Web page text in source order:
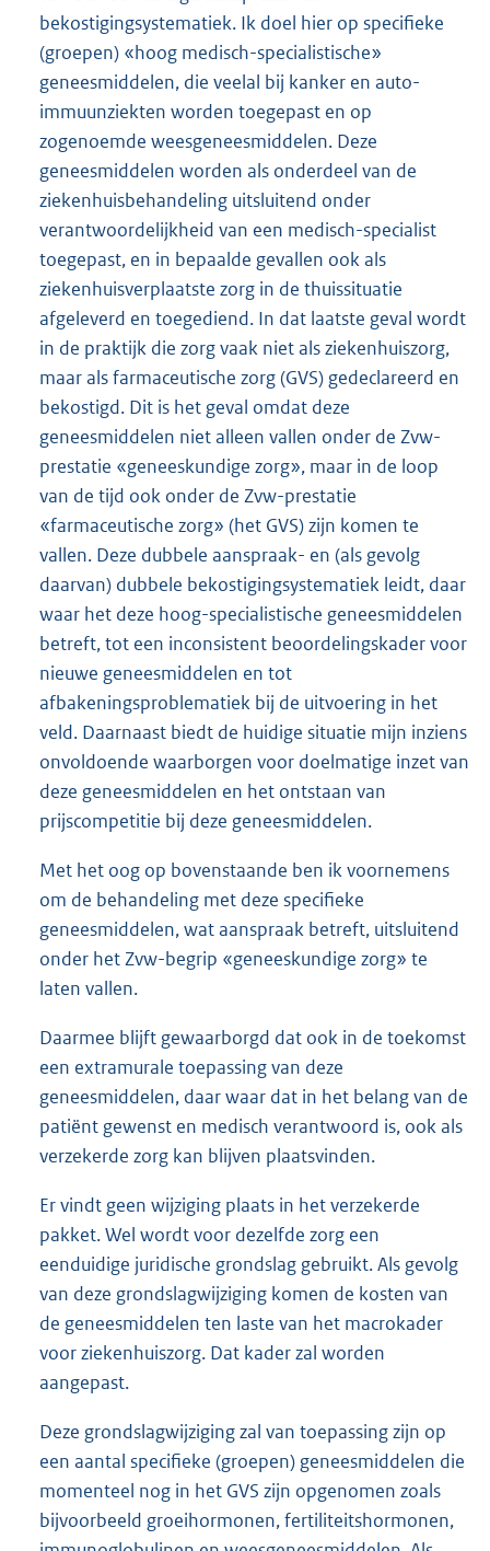
bekostigingsystematiek. Ik doel hier op specifieke
(groepen) «hoog medisch-specialistische»
geneesmiddelen, die veelal bij kanker en auto-
immuunziekten worden toegepast en op
zogenoemde weesgeneesmiddelen. Deze
geneesmiddelen worden als onderdeel van de
ziekenhuisbehandeling uitsluitend onder
verantwoordelijkheid van een medisch-specialist
toegepast, en in bepaalde gevallen ook als
ziekenhuisverplaatste zorg in de thuissituatie
afgeleverd en toegediend. In dat laatste geval wordt
in de praktijk die zorg vaak niet als ziekenhuiszorg,
maar als farmaceutische zorg (GVS) gedeclareerd en
bekostigd. Dit is het geval omdat deze
geneesmiddelen niet alleen vallen onder de Zvw-
prestatie «geneeskundige zorg», maar in de loop
van de tijd ook onder de Zvw-prestatie
«farmaceutische zorg» (het GVS) zijn komen te
vallen. Deze dubbele aanspraak- en (als gevolg
daarvan) dubbele bekostigingsystematiek leidt, daar
waar het deze hoog-specialistische geneesmiddelen
betreft, tot een inconsistent beoordelingskader voor
nieuwe geneesmiddelen en tot
afbakeningsproblematiek bij de uitvoering in het
veld. Daarnaast biedt de huidige situatie mijn inziens
onvoldoende waarborgen voor doelmatige inzet van
deze geneesmiddelen en het ontstaan van
prijscompetitie bij deze geneesmiddelen.
Met het oog op bovenstaande ben ik voornemens
om de behandeling met deze specifieke
geneesmiddelen, wat aanspraak betreft, uitsluitend
onder het Zvw-begrip «geneeskundige zorg» te
laten vallen.
Daarmee blijft gewaarborgd dat ook in de toekomst
een extramurale toepassing van deze
geneesmiddelen, daar waar dat in het belang van de
patiënt gewenst en medisch verantwoord is, ook als
verzekerde zorg kan blijven plaatsvinden.
Er vindt geen wijziging plaats in het verzekerde
pakket. Wel wordt voor dezelfde zorg een
eenduidige juridische grondslag gebruikt. Als gevolg
van deze grondslagwijziging komen de kosten van
de geneesmiddelen ten laste van het macrokader
voor ziekenhuiszorg. Dat kader zal worden
aangepast.
Deze grondslagwijziging zal van toepassing zijn op
een aantal specifieke (groepen) geneesmiddelen die
momenteel nog in het GVS zijn opgenomen zoals
bijvoorbeeld groeihormonen, fertiliteitshormonen,